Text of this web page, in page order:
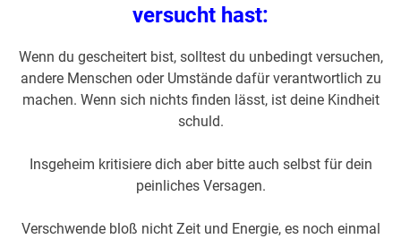
versucht hast:
Wenn du gescheitert bist, solltest du unbedingt versuchen,
andere Menschen oder Umstände dafür verantwortlich zu
machen. Wenn sich nichts finden lässt, ist deine Kindheit
schuld.
Insgeheim kritisiere dich aber bitte auch selbst für dein
peinliches Versagen.
Verschwende bloß nicht Zeit und Energie, es noch einmal